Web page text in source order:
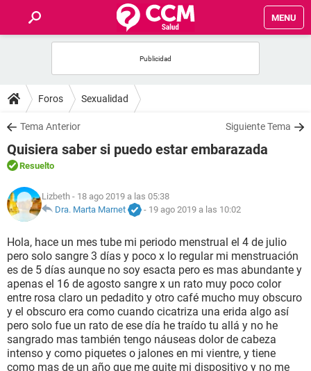
MENU
FOROS
SALUD
FAMILIA
NUTRICIÓN
SEXUALIDAD
GLOSARIO
Foros Sexualidad
Tema Anterior Siguiente Tema
Quisiera saber si puedo estar embarazada
Resuelto
Lizbeth - 18 ago 2019 a las 05:38
Dra. Marta Marnet
- 19 ago 2019 a las 10:02
Hola, hace un mes tube mi periodo menstrual el 4 de julio
pero solo sangre 3 días y poco x lo regular mi menstruación
es de 5 días aunque no soy esacta pero es mas abundante y
apenas el 16 de agosto sangre x un rato muy poco color
entre rosa claro un pedadito y otro café mucho muy obscuro
y el obscuro era como cuando cicatriza una erida algo así
pero solo fue un rato de ese día he traído tu allá y no he
sangrado mas también tengo náuseas dolor de cabeza
intenso y como piquetes o jalones en mi vientre, y tiene
como mas de un año que me quite mi dispositivo y no me